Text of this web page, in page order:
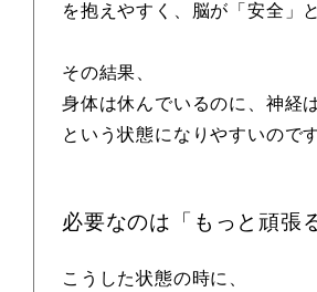
を抱えやすく、脳が「安全」
その結果、
身体は休んでいるのに、神経
という状態になりやすいのです
必要なのは「もっと頑張
こうした状態の時に、